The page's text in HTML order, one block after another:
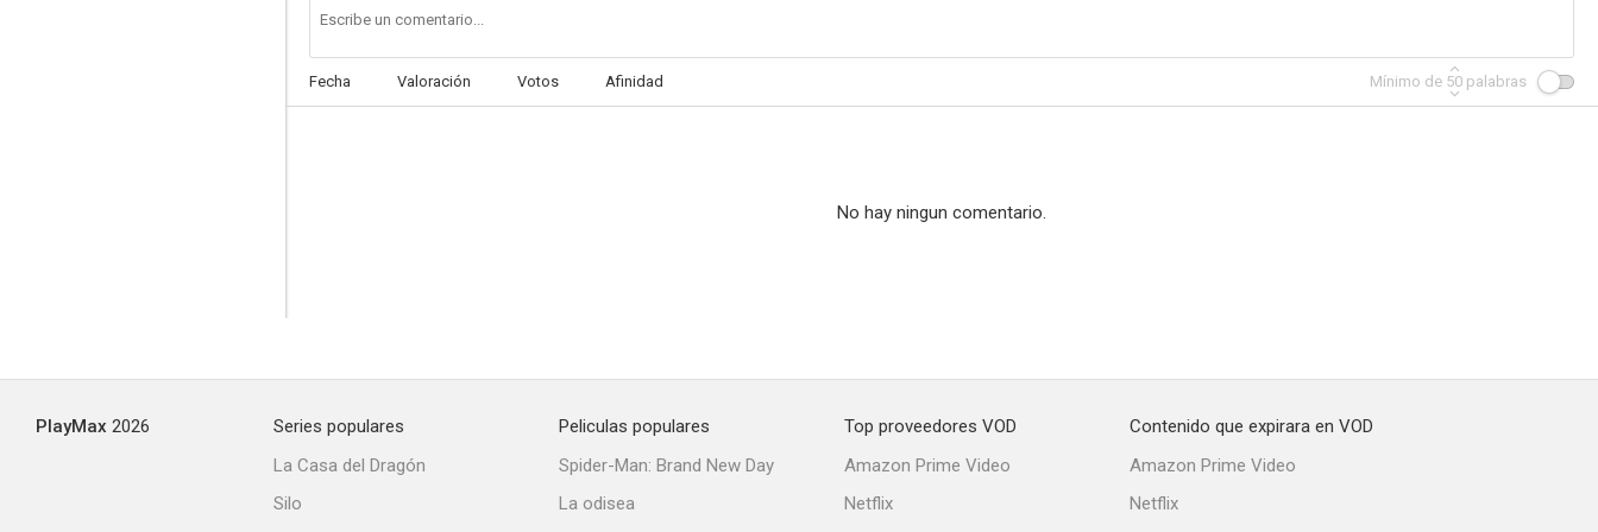
Fecha Valoración Votos Afinidad Mínimo de 50 palabras
No hay ningun comentario.
PlayMax 2026
Series populares
La Casa del Dragón
Silo
Peliculas populares
Spider-Man: Brand New Day
La odisea
Top proveedores VOD
Amazon Prime Video
Netflix
Contenido que expirara en VOD
Amazon Prime Video
Netflix